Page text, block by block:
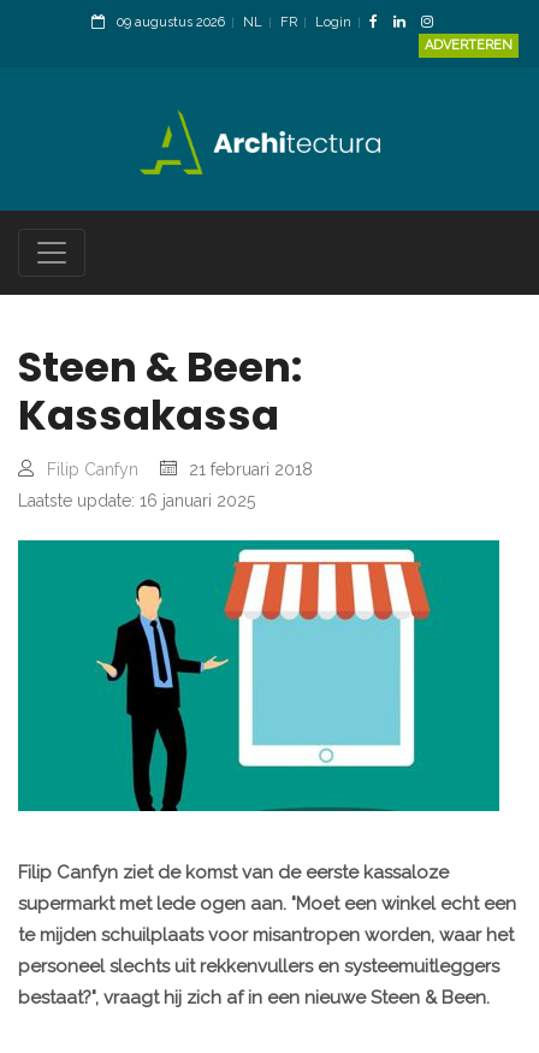
09 augustus 2026 NL FR
Login
ADVERTEREN
Steen & Been:
Kassakassa
Filip Canfyn
21 februari 2018
Laatste update: 16 januari 2025
Filip Canfyn ziet de komst van de eerste kassaloze
supermarkt met lede ogen aan. "Moet een winkel echt een
te mijden schuilplaats voor misantropen worden, waar het
personeel slechts uit rekkenvullers en systeemuitleggers
bestaat?", vraagt hij zich af in een nieuwe Steen & Been.